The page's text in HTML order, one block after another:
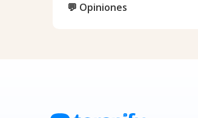
💬 Opiniones